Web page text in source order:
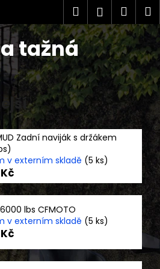
Hledat
košík
tažná
Zadní naviják s držákem
v externím skladě (5 ks)
lbs CFMOTO
v externím skladě (5 ks)